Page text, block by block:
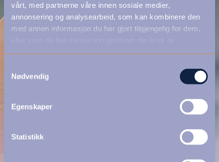
vårt, med partnerne våre innen sosiale medier,
annonsering og analysearbeid, som kan kombinere den
med annen informasjon du har gjort tilgjengelig for dem,
Nødvendig
Egenskaper
Statistikk